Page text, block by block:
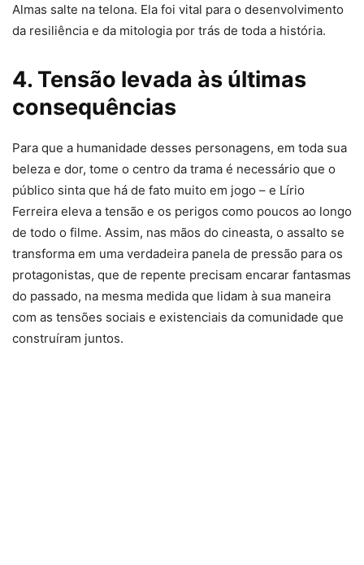
Almas salte na telona. Ela foi vital para o desenvolvimento
da resiliência e da mitologia por trás de toda a história.
4. Tensão levada às últimas
consequências
Para que a humanidade desses personagens, em toda sua
beleza e dor, tome o centro da trama é necessário que o
público sinta que há de fato muito em jogo – e Lírio
Ferreira eleva a tensão e os perigos como poucos ao longo
de todo o filme. Assim, nas mãos do cineasta, o assalto se
transforma em uma verdadeira panela de pressão para os
protagonistas, que de repente precisam encarar fantasmas
do passado, na mesma medida que lidam à sua maneira
com as tensões sociais e existenciais da comunidade que
construíram juntos.